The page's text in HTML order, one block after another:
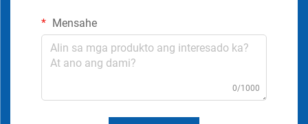
Mensahe
0/1000